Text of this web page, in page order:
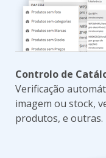
Controlo de
Verificação
imagem ou stock,
produtos, e outras.